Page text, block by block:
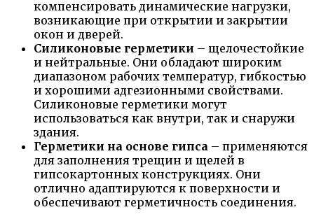
компенсировать динамические нагрузки,
возникающие при открытии и закрытии
окон и дверей.
Силиконовые герметики – щелочестойкие
и нейтральные. Они обладают широким
диапазоном рабочих температур, гибкостью
и хорошими адгезионными свойствами.
Силиконовые герметики могут
использоваться как внутри, так и снаружи
здания.
Герметики на основе гипса – применяются
для заполнения трещин и щелей в
гипсокартонных конструкциях. Они
отлично адаптируются к поверхности и
обеспечивают герметичность соединения.